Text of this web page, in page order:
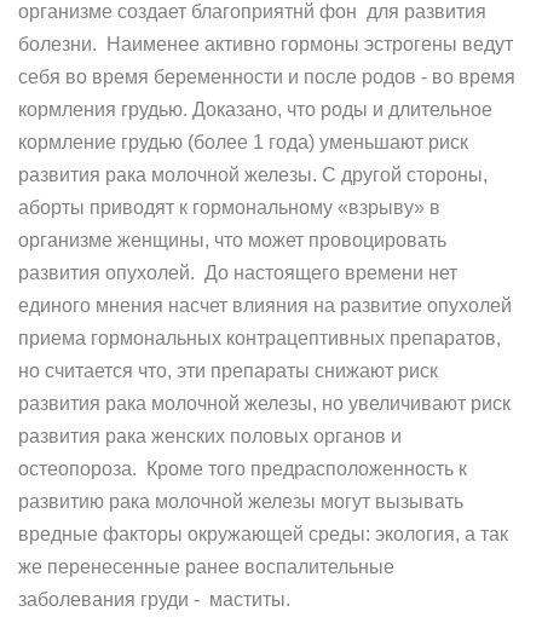
организме создает благоприятнй фон для развития
болезни. Наименее активно гормоны эстрогены ведут
себя во время беременности и после родов - во время
кормления грудью. Доказано, что роды и длительное
кормление грудью (более 1 года) уменьшают риск
развития рака молочной железы. С другой стороны,
аборты приводят к гормональному «взрыву» в
организме женщины, что может провоцировать
развития опухолей. До настоящего времени нет
единого мнения насчет влияния на развитие опухолей
приема гормональных контрацептивных препаратов,
но считается что, эти препараты снижают риск
развития рака молочной железы, но увеличивают риск
развития рака женских половых органов и
остеопороза. Кроме того предрасположенность к
развитию рака молочной железы могут вызывать
вредные факторы окружающей среды: экология, а так
же перенесенные ранее воспалительные
заболевания груди - маститы.